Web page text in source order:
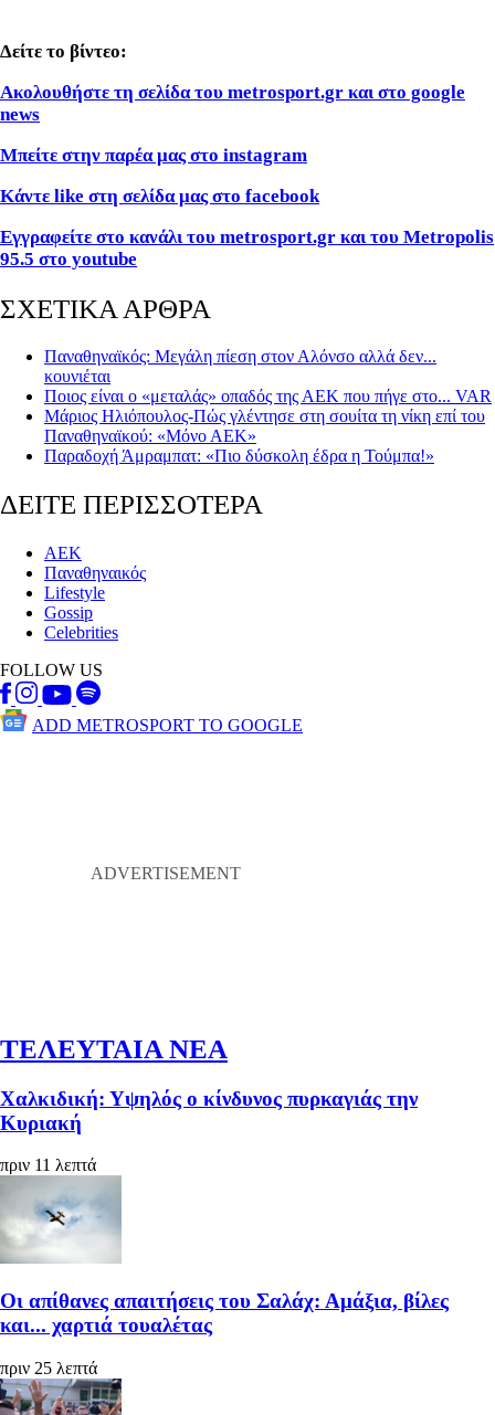
Δείτε το βίντεο:
Ακολουθήστε τη σελίδα του metrosport.gr και στο google
news
Μπείτε στην παρέα μας στο instagram
Κάντε like στη σελίδα μας στο facebook
Εγγραφείτε στο κανάλι του metrosport.gr και του Metropolis
95.5 στο youtube
ΣΧΕΤΙΚΑ ΑΡΘΡΑ
Παναθηναϊκός: Μεγάλη πίεση στον Αλόνσο αλλά δεν...
κουνιέται
Ποιος είναι ο «μεταλάς» οπαδός της ΑΕΚ που πήγε στο... VAR
Μάριος Ηλιόπουλος-Πώς γλέντησε στη σουίτα τη νίκη επί του
Παναθηναϊκού: «Μόνο ΑΕΚ»
Παραδοχή Άμραμπατ: «Πιο δύσκολη έδρα η Τούμπα!»
ΔΕΙΤΕ ΠΕΡΙΣΣΟΤΕΡΑ
ΑΕΚ
Παναθηναικός
Lifestyle
Gossip
Celebrities
FOLLOW US
ADD METROSPORT TO GOOGLE
ΤΕΛΕΥΤΑΙΑ ΝΕΑ
Χαλκιδική: Υψηλός ο κίνδυνος πυρκαγιάς την
Κυριακή
πριν 11 λεπτά
Οι απίθανες απαιτήσεις του Σαλάχ: Αμάξια, βίλες
και... χαρτιά τουαλέτας
πριν 25 λεπτά